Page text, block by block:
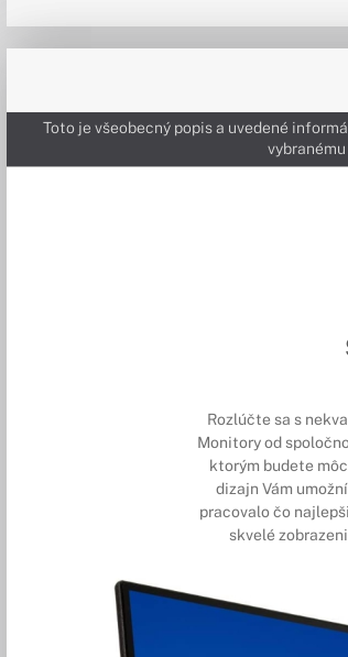
Toto je všeobecný popis a uvedené
Rozlúčte sa s
Monitory od
ktorým budete
dizajn Vám
pracovalo čo
skvelé